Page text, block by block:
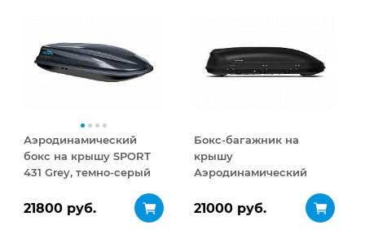
Аэродинамический
бокс на крышу SPORT
431 Grey, темно-серый
21800 руб.
Бокс-багажник на
крышу
Аэродинамический
21000 руб.